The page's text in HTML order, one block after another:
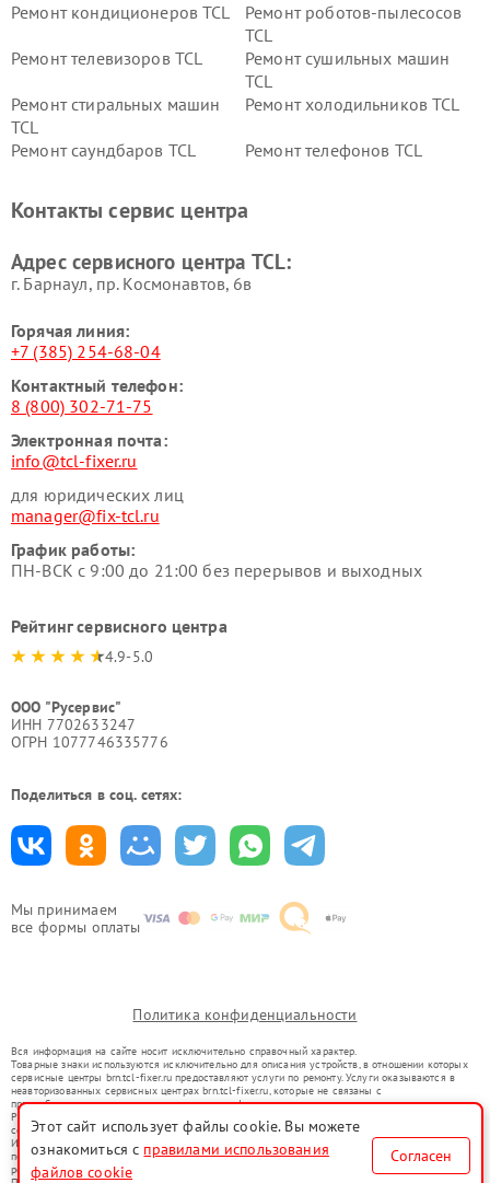
Мы принимаем
все формы оплаты
Ремонт кондиционеров TCL
Ремонт роботов-пылесосов
TCL
Ремонт телевизоров TCL
Ремонт сушильных машин
TCL
Ремонт стиральных машин
TCL
Ремонт холодильников TCL
Ремонт саундбаров TCL Ремонт телефонов TCL
Контакты сервис центра
Адрес сервисного центра TCL:
г. Барнаул, ​пр. Космонавтов, 6в
Горячая линия:
+7 (385) 254-68-04
Контактный телефон:
8 (800) 302-71-75
Электронная почта:
info@tcl-fixer.ru
для юридических лиц
manager@fix-tcl.ru
График работы:
ПН-ВСК с 9:00 до 21:00 без перерывов и выходных
Рейтинг сервисного центра
4.9-5.0
ООО "Русервис"
ИНН 7702633247
ОГРН 1077746335776
Поделиться в соц. сетях:
Политика конфиденциальности
Вся информация на сайте носит исключительно справочный характер.
Товарные знаки используются исключительно для описания устройств, в отношении которых
сервисные центры brn.tcl-fixer.ru предоставляют услуги по ремонту. Услуги оказываются в
неавторизованных сервисных центрах brn.tcl-fixer.ru, которые не связаны с
правообладателями товарных знаков или их официальными представителями.
Ремонт осуществляется для устройств, уже введенных в гражданский оборот в соответствии
со статьей 1487 ГК РФ.
Использование товарных знаков не преследует цели индивидуализации услуг или введения
потребителей в заблуждение, а служит для информирования о предоставляемых услугах по
ремонту техники указанных брендов.
Этот сайт использует файлы cookie. Вы можете
ознакомиться с правилами использования
файлов cookie
Согласен